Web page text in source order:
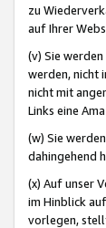
zu
auf Ihrer
(v) Sie
werden, nicht
nicht mit
Links eine
(w) Sie
dahingehend
(x) Auf unser
im Hinblick
vorlegen,